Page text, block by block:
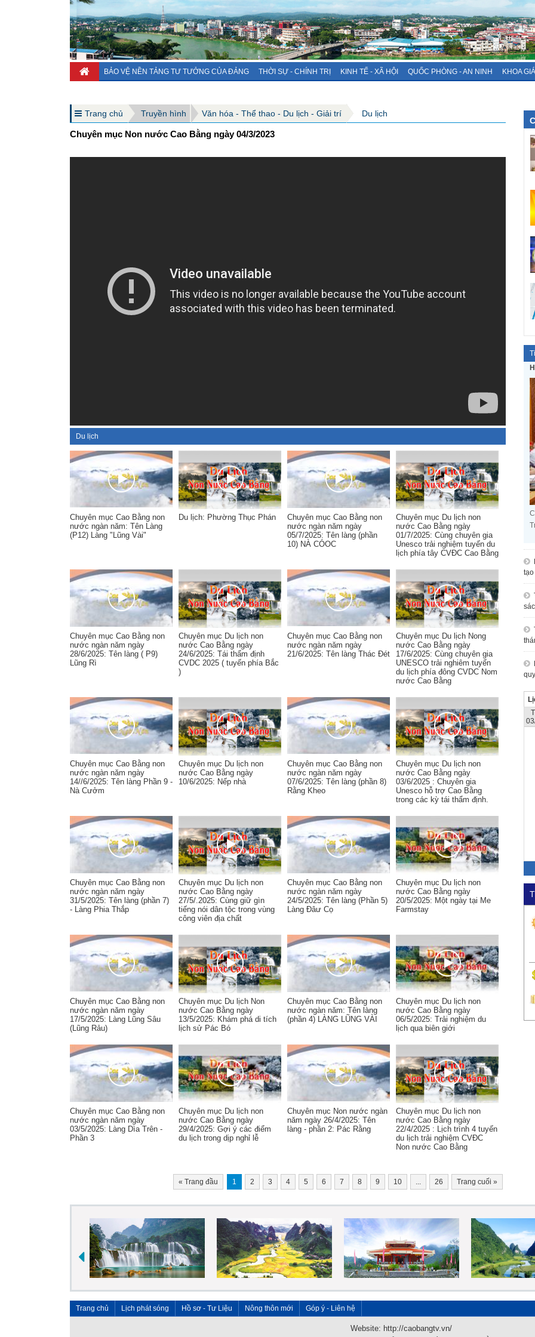
BẢO VỆ NỀN TẢNG TƯ TƯỞNG CỦA ĐẢNG THỜI SỰ - CHÍNH TRỊ KINH TẾ - XÃ HỘI QUỐC PHÒNG - AN NINH KHOA
Trang chủ Truyền hình Văn hóa - Thể thao - Du lịch - Giải trí Du lịch
Chuyên mục Non nước Cao Bằng ngày 04/3/2023
Du lịch
Chuyên mục Cao Bằng non
nước ngàn năm: Tên Làng
(P12) Làng "Lũng Vài"
Du lịch: Phường Thục Phán
Chuyên mục Cao Bằng non
nước ngàn năm ngày
05/7/2025: Tên làng (phần
10) NÀ CÓOC
Chuyên mục Du lịch non
nước Cao Bằng ngày
01/7/2025: Cùng chuyên gia
Unesco trải nghiệm tuyến du
lịch phía tây CVĐC Cao Bằng
Chuyên mục Cao Bằng non
nước ngàn năm ngày
28/6/2025: Tên làng ( P9)
Lũng Rì
Chuyên mục Du lịch non
nước Cao Bằng ngày
24/6/2025: Tái thẩm định
CVDC 2025 ( tuyến phía Bắc
)
Chuyên mục Cao Bằng non
nước ngàn năm ngày
21/6/2025: Tên làng Thác Đét
Chuyên mục Du lịch Nong
nước Cao Bằng ngày
17/6/2025: Cùng chuyên gia
UNESCO trải nghiêm tuyến
du lịch phía đông CVDC Nom
nước Cao Bằng
Chuyên mục Cao Bằng non
nước ngàn năm ngày
14//6/2025: Tên làng Phần 9 -
Nà Cưởm
Chuyên mục Du lịch non
nước Cao Bằng ngày
10/6/2025: Nếp nhà
Chuyên mục Cao Bằng non
nước ngàn năm ngày
07/6/2025: Tên làng (phần 8)
Rằng Kheo
Chuyên mục Du lịch non
nước Cao Bằng ngày
03/6/2025 : Chuyên gia
Unesco hỗ trợ Cao Bằng
trong các kỳ tái thẩm định.
Chuyên mục Cao Bằng non
nước ngàn năm ngày
31/5/2025: Tên làng (phần 7)
- Làng Phia Thắp
Chuyên mục Du lịch non
nước Cao Bằng ngày
27/5/.2025: Cùng giữ gìn
tiếng nói dân tộc trong vùng
công viên địa chất
Chuyên mục Cao Bằng non
nước ngàn năm ngày
24/5/2025: Tên làng (Phần 5)
Làng Đâư Cọ
Chuyên mục Du lịch non
nước Cao Bằng ngày
20/5/2025: Một ngày tại Me
Farmstay
Chuyên mục Cao Bằng non
nước ngàn năm ngày
17/5/2025: Làng Lũng Sâu
(Lũng Rảu)
Chuyên mục Du lịch Non
nước Cao Bằng ngày
13/5/2025: Khám phá di tích
lịch sử Pác Bó
Chuyên mục Cao Bằng non
nước ngàn năm: Tên làng
(phần 4) LÀNG LŨNG VÀI
Chuyên mục Du lịch non
nước Cao Bằng ngày
06/5/2025: Trải nghiệm du
lịch qua biên giới
Chuyên mục Cao Bằng non
nước ngàn năm ngày
03/5/2025: Làng Dìa Trên -
Phần 3
Chuyên mục Du lịch non
nước Cao Bằng ngày
29/4/2025: Gợi ý các điểm
du lịch trong dịp nghỉ lễ
Chuyên mục Non nước ngàn
năm ngày 26/4/2025: Tên
làng - phần 2: Pác Rằng
Chuyên mục Du lịch non
nước Cao Bằng ngày
22/4/2025 : Lịch trình 4 tuyến
du lịch trải nghiệm CVĐC
Non nước Cao Bằng
« Trang đầu 1 2 3 4 5 6 7 8 9 10 ... 26 Trang cuối »
Trang chủ Lịch phát sóng Hồ sơ - Tư Liệu Nông thôn mới Góp ý - Liên hệ
Website: http://caobangtv.vn/